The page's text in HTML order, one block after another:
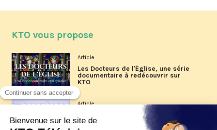
KTO vous propose
Article
Les Docteurs de l'Église, une série
documentaire à redécouvrir sur
KTO
Article
Les reportages d'été 2026 de KTO